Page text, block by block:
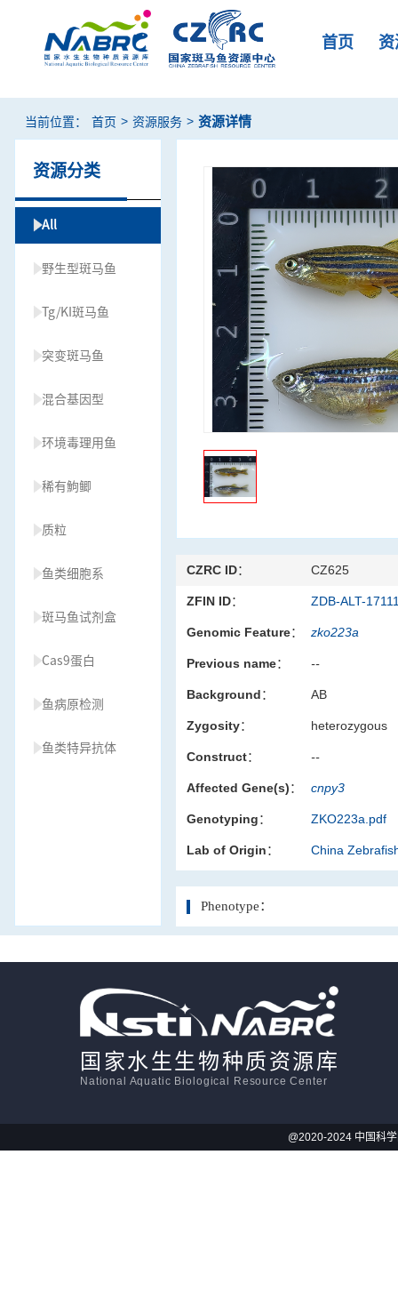
首页
当前位置： 首页 > 资源服务 > 资源详情
资源分类
All
野生型斑马鱼
Tg/KI斑马鱼
突变斑马鱼
混合基因型
环境毒理用鱼
稀有鮈鲫
质粒
鱼类细胞系
斑马鱼试剂盒
Cas9蛋白
鱼病原检测
鱼类特异抗体
CZRC ID： CZ625
ZFIN ID： ZDB-ALT-
Genomic Feature： zko223a
Previous name： --
Background： AB
Zygosity： heterozygous
Construct： --
Affected Gene(s)： cnpy3
Genotyping： ZKO223a.pdf
Lab of Origin： China
Phenotype：
国家水生生物种质资源库
National Aquatic Biological Resource Center
@2020-2024 中国科